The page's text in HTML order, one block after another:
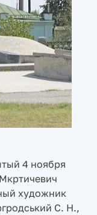
4 ноября
художник
С. Н.,